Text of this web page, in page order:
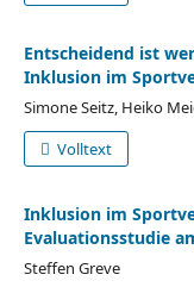
Entscheidend ist
Inklusion im
Simone Seitz, Heiko
Volltext
Inklusion im
Evaluationsstudie
Steffen Greve